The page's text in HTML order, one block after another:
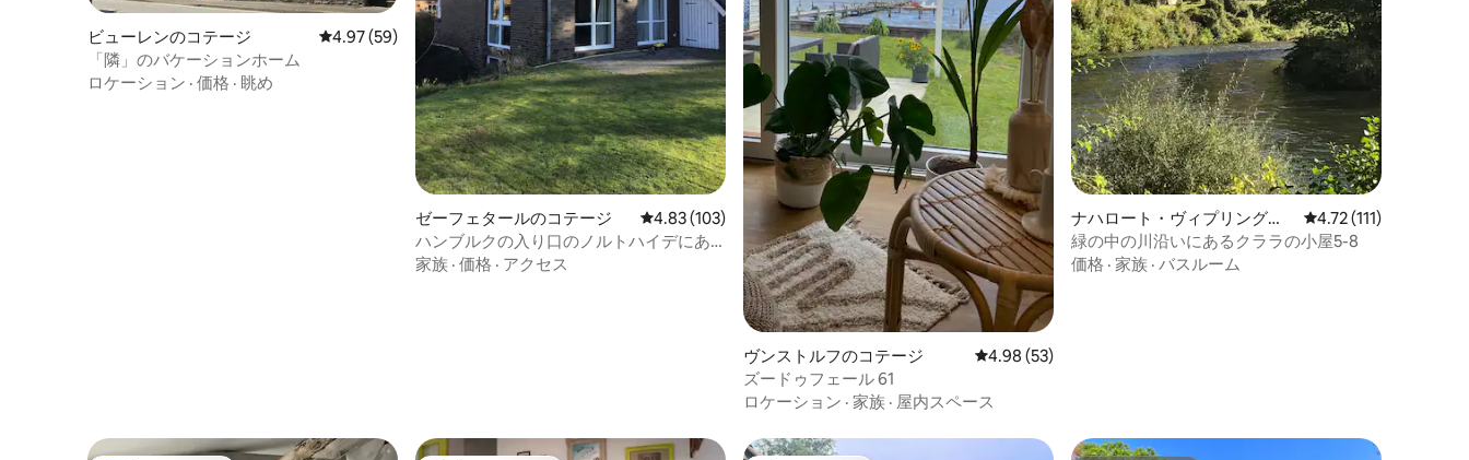
ビューレンのコテージ レビュー59件、5つ星中4.97つ星の平均評価
4.97 (59)
「隣」のバケーションホーム
ロケーション · 価格 · 眺め
ゼーフェタールのコテージ レビュー103件、5つ星中4.83つ星の平均評価
4.83 (103)
ハンブルクの入り口のノルトハイデにあ
る二戸建て住宅
家族 · 価格 · アクセス
ヴンストルフのコテージ レビュー53件、5つ星中4.98つ星の平均評価
4.98 (53)
ズードゥフェール 61
ロケーション · 家族 · 屋内スペース
ナハロート・ヴィプリングヴ
ェルデのコテージ
レビュー111件、5つ
4.72 (111)
緑の中の川沿いにあるクララの小屋5-8
価格 · 家族 · バスルーム